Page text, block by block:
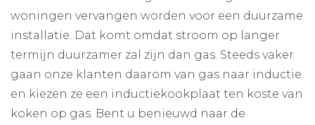
woningen vervangen worden voor een duurzame
installatie. Dat komt omdat stroom op langer
termijn duurzamer zal zijn dan gas. Steeds vaker
gaan onze klanten daarom van gas naar inductie
en kiezen ze een inductiekookplaat ten koste van
koken op gas. Bent u benieuwd naar de